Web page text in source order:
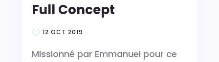
Full Concept
12 OCT 2019
Missionné par Emmanuel pour ce